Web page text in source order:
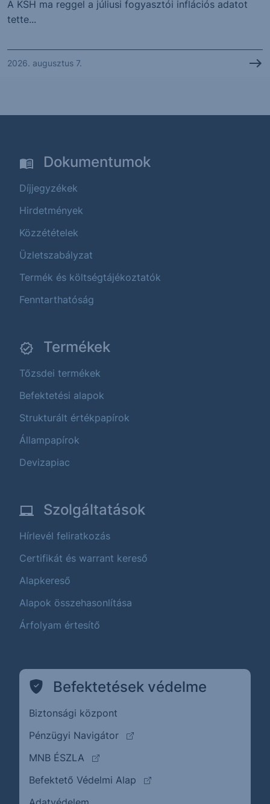
A KSH ma reggel a júliusi fogyasztói inflációs adatot
tette...
2026. augusztus 7.
Dokumentumok
Díjjegyzékek
Hirdetmények
Közzétételek
Üzletszabályzat
Termék és költségtájékoztatók
Fenntarthatóság
Termékek
Tőzsdei termékek
Befektetési alapok
Strukturált értékpapírok
Állampapírok
Devizapiac
Szolgáltatások
Hírlevél feliratkozás
Certifikát és warrant kereső
Alapkereső
Alapok összehasonlítása
Árfolyam értesítő
Befektetések védelme
Biztonsági központ
Pénzügyi Navigátor
(külső oldalra ugrik)
MNB ÉSZLA
(külső oldalra ugrik)
Befektető Védelmi Alap
(külső oldalra ugrik)